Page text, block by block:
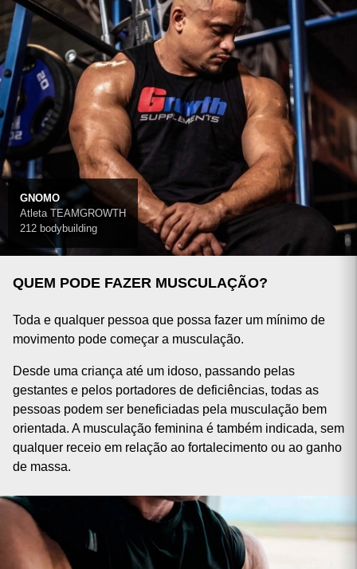
GNOMO
Atleta TEAMGROWTH
212 bodybuilding
QUEM PODE FAZER MUSCULAÇÃO?
Toda e qualquer pessoa que possa fazer um mínimo de
movimento pode começar a musculação.
Desde uma criança até um idoso, passando pelas
gestantes e pelos portadores de deficiências, todas as
pessoas podem ser beneficiadas pela musculação bem
orientada. A musculação feminina é também indicada, sem
qualquer receio em relação ao fortalecimento ou ao ganho
de massa.